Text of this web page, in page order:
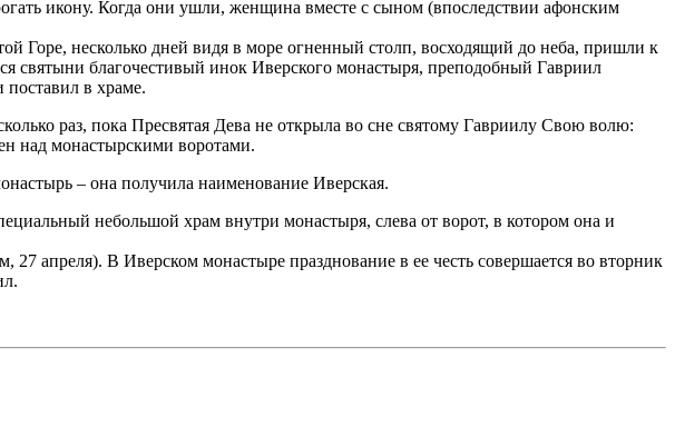
икону. Когда они ушли, женщина вместе с сыном (впоследствии афонским
Горе, несколько дней видя в море огненный столп, восходящий до неба, пришли к
святыни благочестивый инок Иверского монастыря, преподобный Гавриил
в храме.
раз, пока Пресвятая Дева не открыла во сне святому Гавриилу Свою волю:
над монастырскими воротами.
– она получила наименование Иверская.
небольшой храм внутри монастыря, слева от ворот, в котором она и
апреля). В Иверском монастыре празднование в ее честь совершается во вторник